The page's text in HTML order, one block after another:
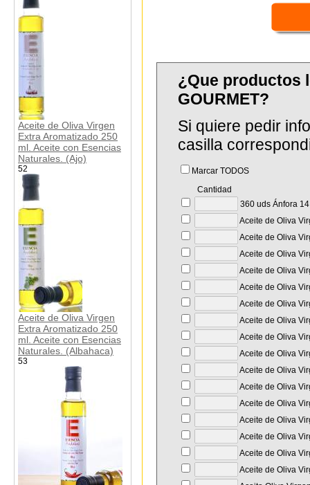
Aceite de Oliva Virgen
Extra Aromatizado 250
ml. Aceite con Esencias
Naturales. (Ajo)
52
Aceite de Oliva Virgen
Extra Aromatizado 250
ml. Aceite con Esencias
Naturales. (Albahaca)
53
¿Que productos
GOURMET?
Si quiere pedir
casilla
Marcar TODOS
Cantidad
360 uds Ánfora
Aceite de Oliva
Aceite de Oliva
Aceite de Oliva
Aceite de Oliva
Aceite de Oliva
Aceite de Oliva
Aceite de Oliva
Aceite de Oliva
Aceite de Oliva
Aceite de Oliva
Aceite de Oliva
Aceite de Oliva
Aceite de Oliva
Aceite de Oliva
Aceite de Oliva
Aceite de Oliva